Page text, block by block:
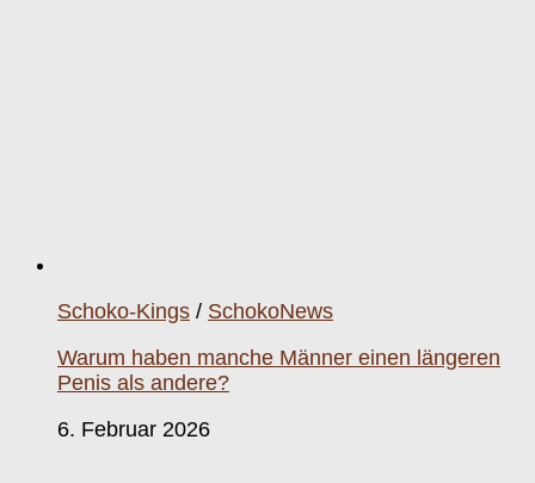
Schoko-Kings / SchokoNews
Warum haben manche Männer einen längeren
Penis als andere?
6. Februar 2026